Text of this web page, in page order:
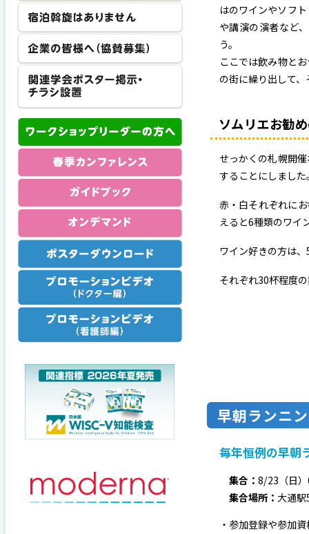
はのワインやソフ
や講演の演者など
う。
ここでは飲み物と
の街に繰り出して
ソムリエお勧
せっかくの札幌開
することにしました
赤・白それぞれに
えると6種類のワイ
ワイン好きの方は
それぞれ30杯程度
早朝ランニ
毎年恒例の早朝
集合： 8/23（日
集合場所： ⼤通駅
・参加登録や参加